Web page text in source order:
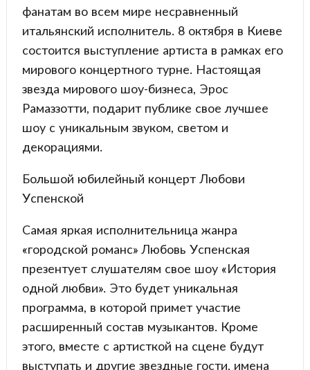
фанатам во всем мире несравненный
итальянский исполнитель. 8 октября в Киеве
состоится выступление артиста в рамках его
мирового концертного турне. Настоящая
звезда мирового шоу-бизнеса, Эрос
Рамаззотти, подарит публике свое лучшее
шоу с уникальным звуком, светом и
декорациями.
Большой юбилейный концерт Любови
Успенской
Самая яркая исполнительница жанра
«городской романс» Любовь Успенская
презентует слушателям свое шоу «История
одной любви». Это будет уникальная
программа, в которой примет участие
расширенный состав музыкантов. Кроме
этого, вместе с артисткой на сцене будут
выступать и другие звездные гости, имена